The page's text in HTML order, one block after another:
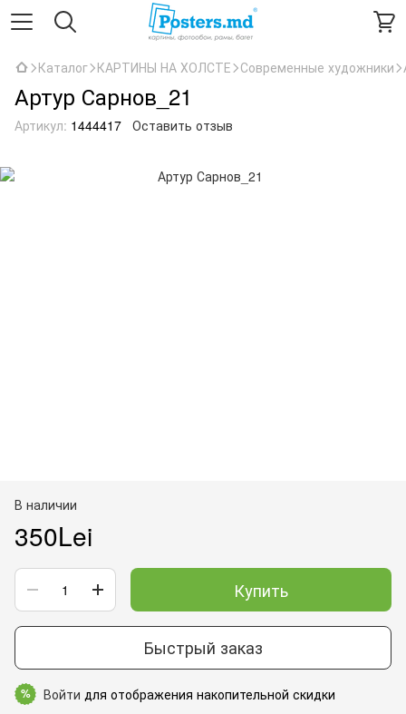
Каталог КАРТИНЫ НА ХОЛСТЕ Современные художники
Артур Сарнов_21
Артикул: 1444417 Оставить отзыв
В наличии
350Lei
Купить
Быстрый заказ
% Войти для отображения накопительной скидки